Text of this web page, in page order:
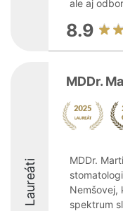
ale aj
8.9
Laureáti
MDDr.
MDDr.
Nemšovej,
spektrum